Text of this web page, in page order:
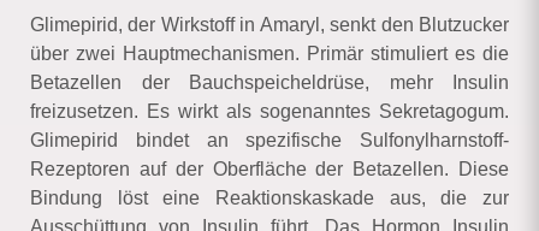
Glimepirid, der Wirkstoff in Amaryl, senkt den Blutzucker
über zwei Hauptmechanismen. Primär stimuliert es die
Betazellen der Bauchspeicheldrüse, mehr Insulin
freizusetzen. Es wirkt als sogenanntes Sekretagogum.
Glimepirid bindet an spezifische Sulfonylharnstoff-
Rezeptoren auf der Oberfläche der Betazellen. Diese
Bindung löst eine Reaktionskaskade aus, die zur